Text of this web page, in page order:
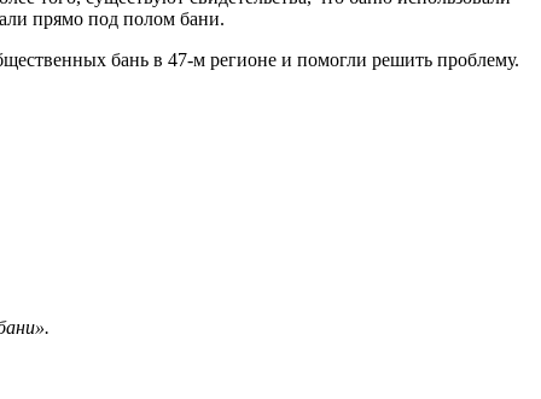
прямо под полом бани.
бань в 47‑м регионе и помогли решить проблему.